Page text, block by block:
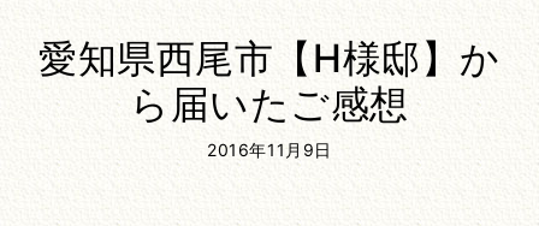
愛知県西尾市【H様邸】か
ら届いたご感想
2016年11月9日